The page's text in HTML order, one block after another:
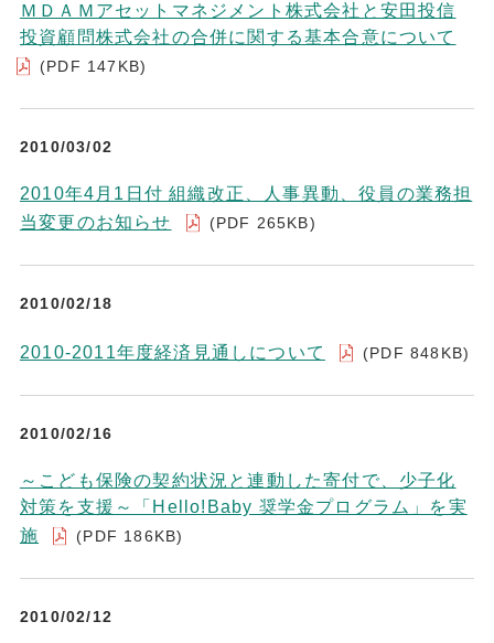
ＭＤＡＭアセットマネジメント株式会社と安田投信
投資顧問株式会社の合併に関する基本合意について
(PDF 147KB)
2010/03/02
2010年4月1日付 組織改正、人事異動、役員の業務担
当変更のお知らせ
(PDF 265KB)
2010/02/18
2010-2011年度経済見通しについて (PDF 848KB)
2010/02/16
～こども保険の契約状況と連動した寄付で、少子化
対策を支援～「Hello!Baby 奨学金プログラム」を実
施
(PDF 186KB)
2010/02/12